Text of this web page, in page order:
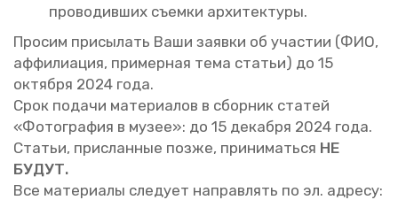
про­во­див­ших съем­ки ар­хи­тек­ту­ры.
Про­сим при­сы­лать Ваши за­яв­ки об уча­стии (ФИО,
аф­фи­ли­а­ция, при­мер­ная тема ста­тьи) до 15
ок­тяб­ря 2024 года.
Срок по­да­чи ма­те­ри­а­лов в сбор­ник ста­тей
«Фо­то­гра­фия в музее»: до 15 де­каб­ря 2024 года.
Ста­тьи, при­слан­ные позже, при­ни­мать­ся НЕ
БУДУТ.
Все ма­те­ри­а­лы сле­ду­ет на­прав­лять по эл. ад­ре­су: